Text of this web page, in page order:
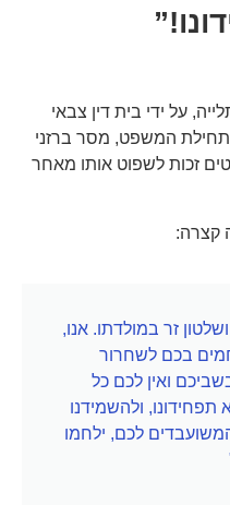
על ידי בית דין צבאי
המשפט, מסר ברזני
זכות לשפוט אותו מאחר
קצרה:
זר במולדתו. אנו,
בכם לשחרור
ואין לכם כל
ולהשמידנו
לכם, ילחמו